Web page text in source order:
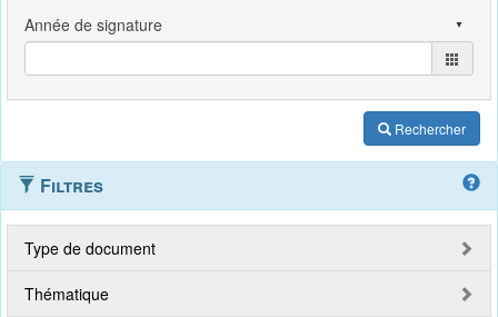
Rechercher
Filtres
Type de document
Thématique